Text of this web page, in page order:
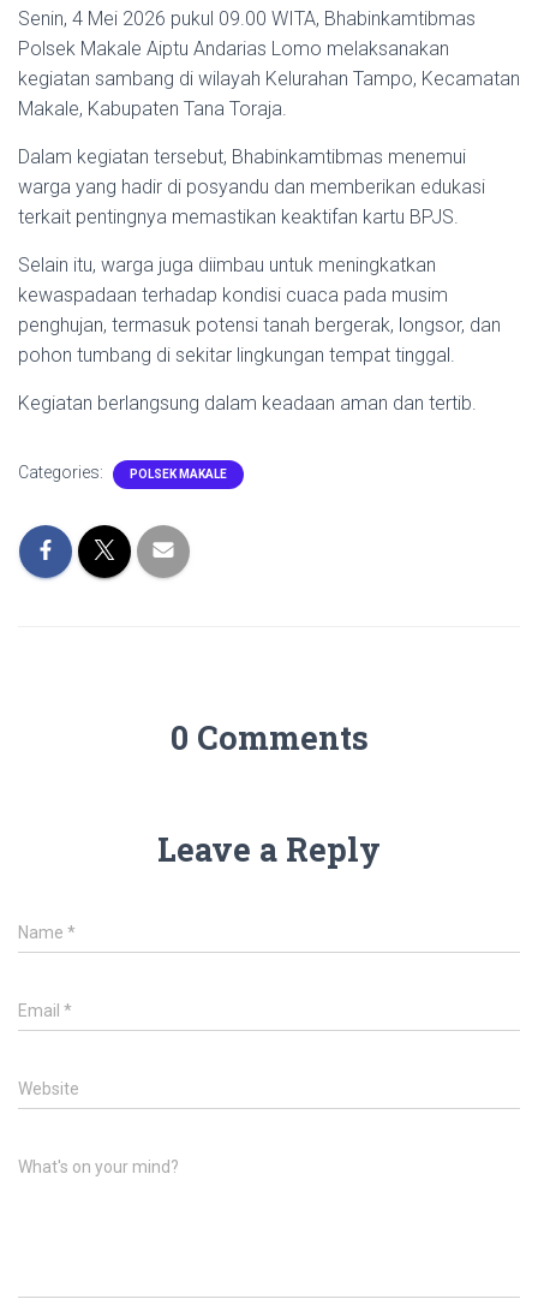
Senin, 4 Mei 2026 pukul 09.00 WITA, Bhabinkamtibmas
Polsek Makale Aiptu Andarias Lomo melaksanakan
kegiatan sambang di wilayah Kelurahan Tampo, Kecamatan
Makale, Kabupaten Tana Toraja.
Dalam kegiatan tersebut, Bhabinkamtibmas menemui
warga yang hadir di posyandu dan memberikan edukasi
terkait pentingnya memastikan keaktifan kartu BPJS.
Selain itu, warga juga diimbau untuk meningkatkan
kewaspadaan terhadap kondisi cuaca pada musim
penghujan, termasuk potensi tanah bergerak, longsor, dan
pohon tumbang di sekitar lingkungan tempat tinggal.
Kegiatan berlangsung dalam keadaan aman dan tertib.
Categories: POLSEK MAKALE
0 Comments
Leave a Reply
Name *
Email *
Website
What's on your mind?